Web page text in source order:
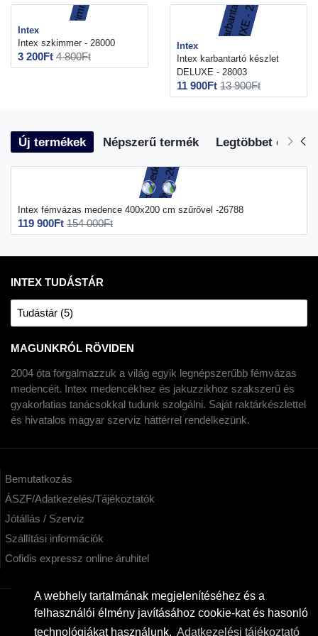
A webhely tartalmának megjelenítéséhez és a
felhasználói élmény javításához cookie-kat és hasonló
technológiákat használunk. Adatkezelési tájékoztató
Intex
Intex szkimmer - 28000
3 200Ft 4 800Ft
Intex
DELUXE - 28003
11 900Ft 13 900Ft
Új termékek Népszerű termék Legtöbbet eladott
Intex fémvázas medence 400x200 cm szűrővel -26788
119 900Ft 154 000Ft
INTEX TUDÁSTÁR
Tudástár (5)
MAGUNKRÓL RÖVIDEN
2004 óta forgalmazzuk a világ egyik legnépszerűbb fémvázas
medencéit. Intex medencékhez és jakuzzikhoz szakszerű és
gyakorlatias tanácsokkal tudunk szolgálni. Saját raktárkészlettel
és hivatalos magyar szerviz háttérrel rendelkezünk.
Bemutatkozás
ÁSZF/Adatkezelés/Tájékoztatók
Jótállás / Szerviz
Szállítási információk
Cofidis expressz online áruhitel
KAPCSOLAT